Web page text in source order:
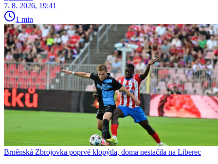
7. 8. 2026, 19:41
1 min
Brněnská Zbrojovka poprvé klopýtla, doma nestačila na Liberec